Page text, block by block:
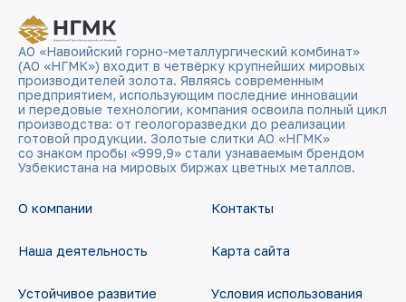
АО «Навоийский горно-металлургический комбинат»
(АО «НГМК») входит в четвёрку крупнейших мировых
производителей золота. Являясь современным
предприятием, использующим последние инновации
и передовые технологии, компания освоила полный цикл
производства: от геологоразведки до реализации
готовой продукции. Золотые слитки АО «НГМК»
со знаком пробы «999,9» стали узнаваемым брендом
Узбекистана на мировых биржах цветных металлов.
О компании
Наша деятельность
Устойчивое развитие
Контакты
Карта сайта
Условия использования